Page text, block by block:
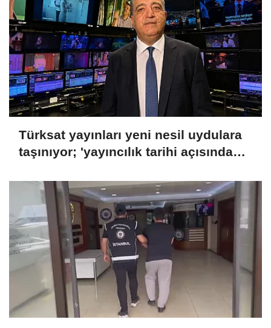
Türksat yayınları yeni nesil uydulara
taşınıyor; 'yayıncılık tarihi açısından